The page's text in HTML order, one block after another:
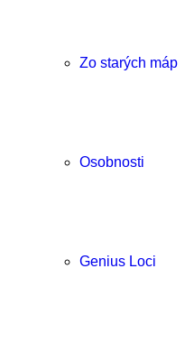
Zo starých máp
Osobnosti
Genius Loci